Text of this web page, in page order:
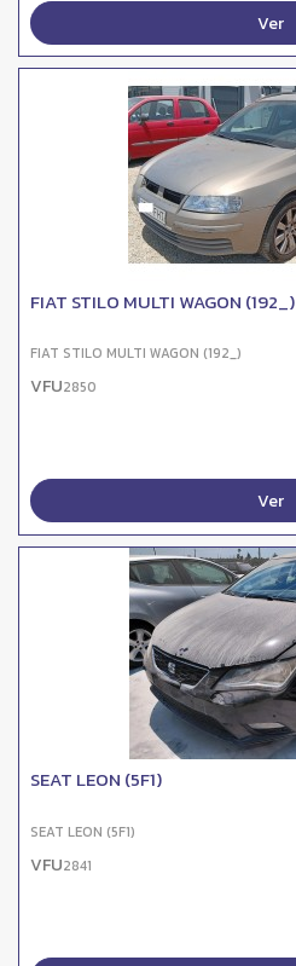
Ver
FIAT STILO MULTI WAGON (192_)
FIAT STILO MULTI WAGON (192_)
VFU2850
Ver
SEAT LEON (5F1)
SEAT LEON (5F1)
VFU2841